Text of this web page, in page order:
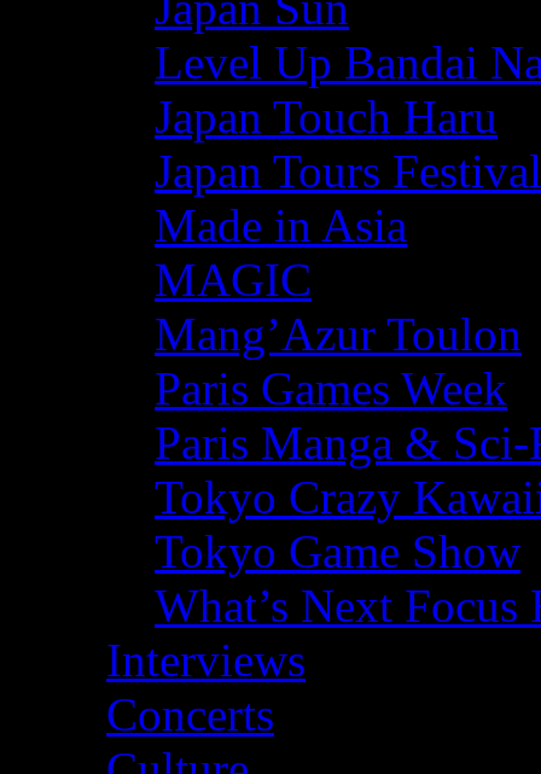
Level Up Bandai
Japan Touch Haru
Japan Tours Festival
Made in Asia
MAGIC
Mang’Azur Toulon
Paris Games Week
Paris Manga &
Tokyo Crazy
Tokyo Game Show
What’s Next
Interviews
Concerts